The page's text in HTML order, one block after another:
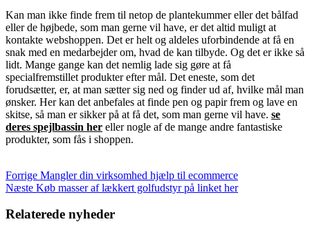
Kan man ikke finde frem til netop de plantekummer eller det bålfad
eller de højbede, som man gerne vil have, er det altid muligt at
kontakte webshoppen. Det er helt og aldeles uforbindende at få en
snak med en medarbejder om, hvad de kan tilbyde. Og det er ikke så
lidt. Mange gange kan det nemlig lade sig gøre at få
specialfremstillet produkter efter mål. Det eneste, som det
forudsætter, er, at man sætter sig ned og finder ud af, hvilke mål man
ønsker. Her kan det anbefales at finde pen og papir frem og lave en
skitse, så man er sikker på at få det, som man gerne vil have. se
deres spejlbassin her eller nogle af de mange andre fantastiske
produkter, som fås i shoppen.
Forrige Mangler din virksomhed hjælp til ecommerce
Næste Køb masser af lækkert golfudstyr på linket her
Relaterede nyheder